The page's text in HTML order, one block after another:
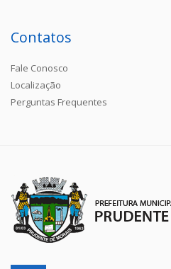
Contatos
Fale Conosco
Localização
Perguntas Frequentes